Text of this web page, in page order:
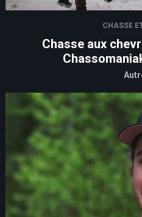
CHASSE
Chasse aux